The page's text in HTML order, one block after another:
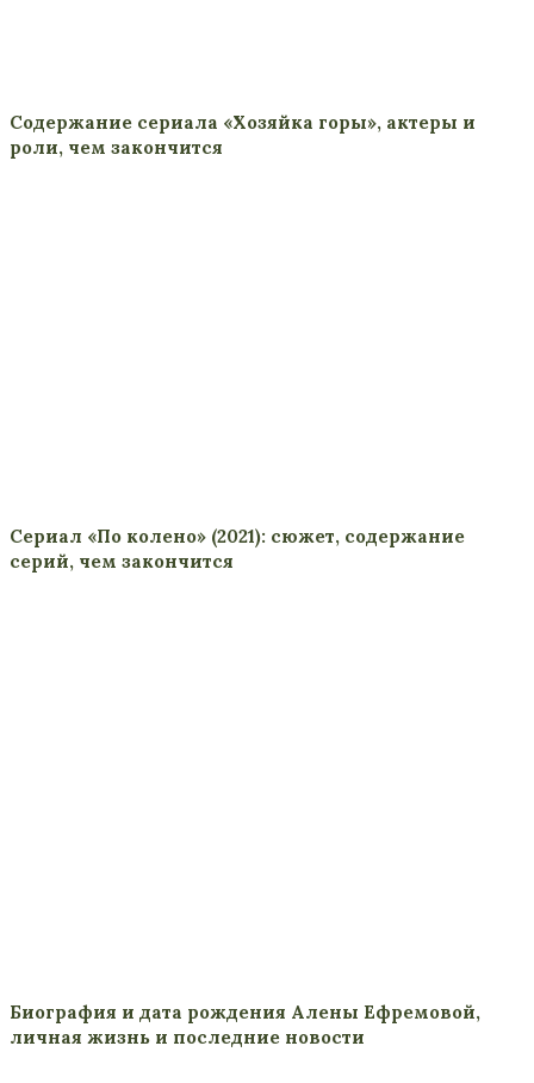
Содержание сериала «Хозяйка горы», актеры и
роли, чем закончится
Сериал «По колено» (2021): сюжет, содержание
серий, чем закончится
Биография и дата рождения Алены Ефремовой,
личная жизнь и последние новости